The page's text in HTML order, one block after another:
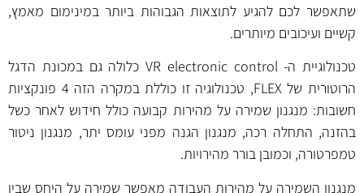
שתאפשר לכם להגיע לתוצאות הגבוהות ביותר במינימום מאמץ,
קשיים ועיכובים מיותרים.
טכנולוגיית ה- VR electronic control כלולה גם במכונת הדגל
הרוטורית של FLEX, טכנולוגיה זו כוללת במקרה הזה 4 פונקציות
חשובות: מנגנון שמירה על מהירות קבועה כולל חידוש לאחר כשל
בהזנה, התחלה רכה, מנגנון הגנה מפני עומס יתר, מנגנון ניטור
טמפרטורה, וכמובן בורר מהירויות.
מנגנון השמירה על מהירות העבודה מאפשר שמירה על היחס שבין